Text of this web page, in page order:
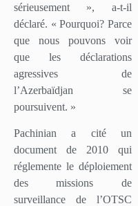
sérieusement », a-t-il
déclaré. « Pourquoi? Parce
que nous pouvons voir
que les déclarations
agressives de
l’Azerbaïdjan se
poursuivent. »
Pachinian a cité un
document de 2010 qui
réglemente le déploiement
des missions de
surveillance de l’OTSC